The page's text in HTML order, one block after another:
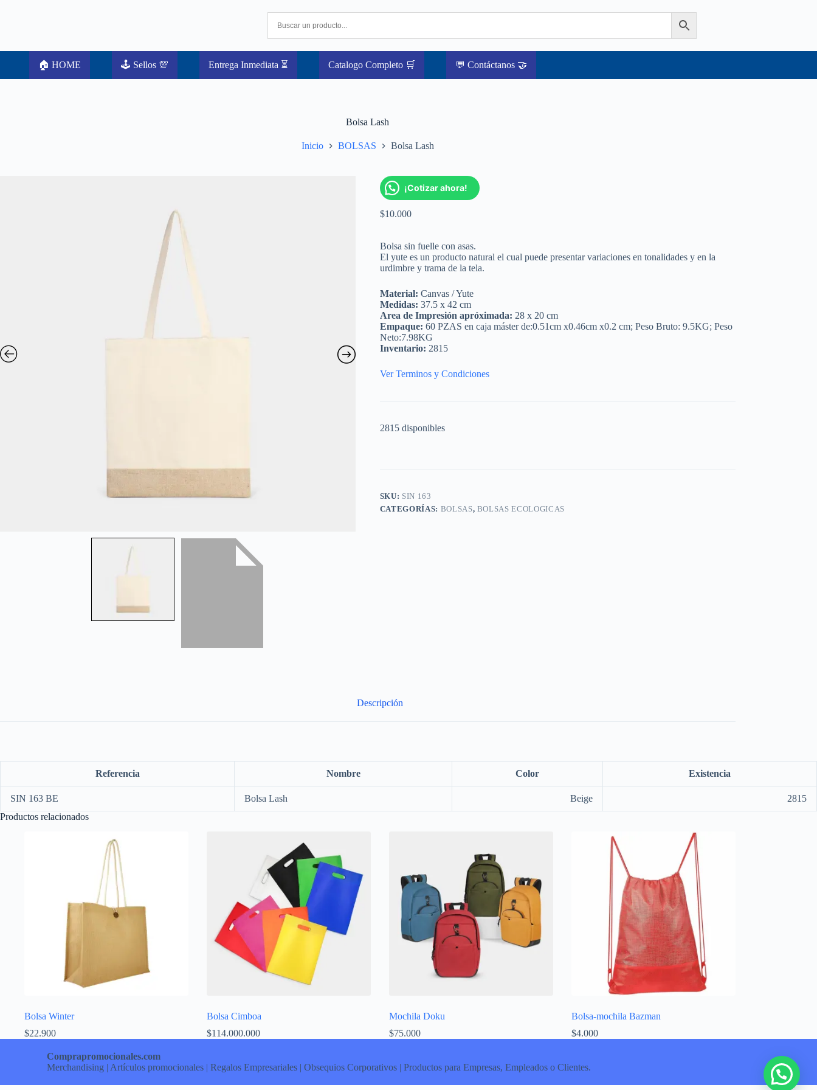
🏠 HOME 🕹️ Sellos 💯 Entrega Inmediata ⏳ Catalogo Completo 🛒 💬 Contáctanos 🤝
Bolsa Lash
Inicio BOLSAS Bolsa Lash
¡Cotizar ahora!
$10.000
Bolsa sin fuelle con asas.
El yute es un producto natural el cual puede presentar variaciones en tonalidades y en la
urdimbre y trama de la tela.
Material: Canvas / Yute
Medidas: 37.5 x 42 cm
Area de Impresión apróximada: 28 x 20 cm
Empaque: 60 PZAS en caja máster de:0.51cm x0.46cm x0.2 cm; Peso Bruto: 9.5KG; Peso
Neto:7.98KG
Inventario: 2815
Ver Terminos y Condiciones
2815 disponibles
SKU: SIN 163
CATEGORÍAS: BOLSAS, BOLSAS ECOLOGICAS
Descripción
Referencia Nombre Color Existencia
SIN 163 BE Bolsa Lash Beige
2815
Productos relacionados
Bolsa Winter
$22.900
Bolsa Cimboa
$114.000.000
Mochila Doku
$75.000
Bolsa-mochila Bazman
$4.000
Comprapromocionales.com
Merchandising | Artículos promocionales | Regalos Empresariales | Obsequios Corporativos | Productos para Empresas, Empleados o Clientes.